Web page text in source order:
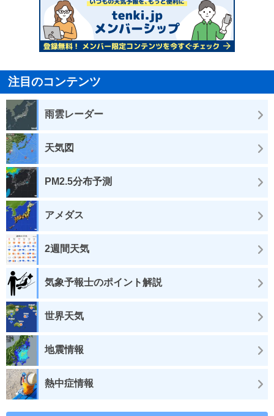
注目のコンテンツ
雨雲レーダー
天気図
PM2.5分布予測
アメダス
2週間天気
気象予報士のポイント解説
世界天気
地震情報
熱中症情報